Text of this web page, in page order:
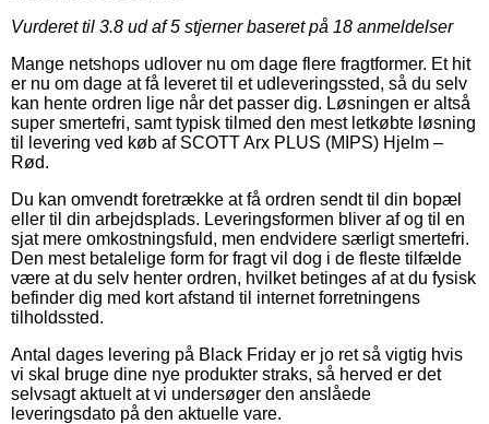
Vurderet til 3.8 ud af 5 stjerner baseret på 18 anmeldelser
Mange netshops udlover nu om dage flere fragtformer. Et hit
er nu om dage at få leveret til et udleveringssted, så du selv
kan hente ordren lige når det passer dig. Løsningen er altså
super smertefri, samt typisk tilmed den mest letkøbte løsning
til levering ved køb af SCOTT Arx PLUS (MIPS) Hjelm –
Rød.
Du kan omvendt foretrække at få ordren sendt til din bopæl
eller til din arbejdsplads. Leveringsformen bliver af og til en
sjat mere omkostningsfuld, men endvidere særligt smertefri.
Den mest betalelige form for fragt vil dog i de fleste tilfælde
være at du selv henter ordren, hvilket betinges af at du fysisk
befinder dig med kort afstand til internet forretningens
tilholdssted.
Antal dages levering på Black Friday er jo ret så vigtig hvis
vi skal bruge dine nye produkter straks, så herved er det
selvsagt aktuelt at vi undersøger den anslåede
leveringsdato på den aktuelle vare.